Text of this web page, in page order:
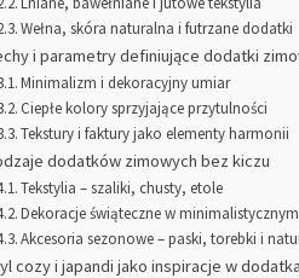
Wełna, skóra naturalna i futrzane dodatki
i parametry definiujące dodatki
Minimalizm i dekoracyjny umiar
Ciepłe kolory sprzyjające przytulności
Tekstury i faktury jako elementy harmonii
dodatków zimowych bez kiczu
Tekstylia – szaliki, chusty, etole
Dekoracje świąteczne w
Akcesoria sezonowe – paski, torebki i
cozy i japandi jako inspiracje w